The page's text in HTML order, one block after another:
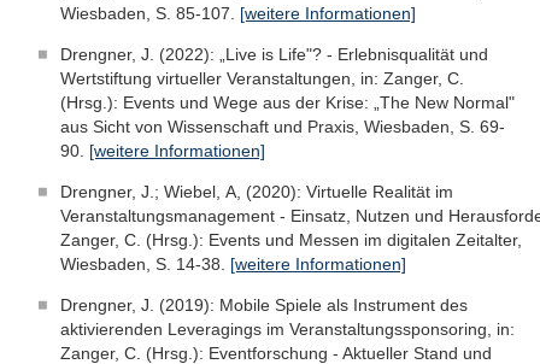
Wiesbaden, S. 85-107. [weitere Informationen]
Drengner, J. (2022): „Live is Life"? - Erlebnisqualität und
Wertstiftung virtueller Veranstaltungen, in: Zanger, C.
(Hrsg.): Events und Wege aus der Krise: „The New Normal"
aus Sicht von Wissenschaft und Praxis, Wiesbaden, S. 69-
90. [weitere Informationen]
Drengner, J.; Wiebel, A, (2020): Virtuelle Realität im
Veranstaltungsmanagement - Einsatz, Nutzen und
Zanger, C. (Hrsg.): Events und Messen im digitalen Zeitalter,
Wiesbaden, S. 14-38. [weitere Informationen]
Drengner, J. (2019): Mobile Spiele als Instrument des
aktivierenden Leveragings im Veranstaltungssponsoring, in:
Zanger, C. (Hrsg.): Eventforschung - Aktueller Stand und